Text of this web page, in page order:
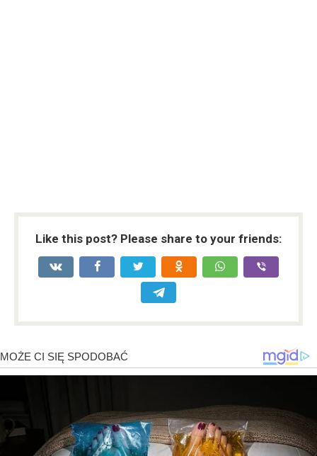
Like this post? Please share to your friends: